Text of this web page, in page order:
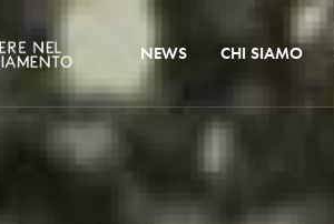
NEWS CHI SIAMO